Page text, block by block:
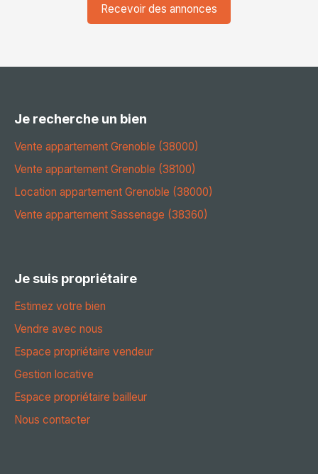
Recevoir des annonces
Je recherche un bien
Vente appartement Grenoble (38000)
Vente appartement Grenoble (38100)
Location appartement Grenoble (38000)
Vente appartement Sassenage (38360)
Je suis propriétaire
Estimez votre bien
Vendre avec nous
Espace propriétaire vendeur
Gestion locative
Espace propriétaire bailleur
Nous contacter